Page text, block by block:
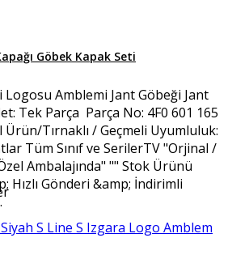
Göbek Kapak Seti
Logosu Amblemi Jant Göbeği Jant
Tek Parça Parça No: 4F0 601 165
Tırnaklı / Geçmeli Uyumluluk:
Tüm Sınıf ve SerilerTV "Orjinal /
Ambalajında" "" Stok Ürünü
Hızlı Gönderi &amp; İndirimli